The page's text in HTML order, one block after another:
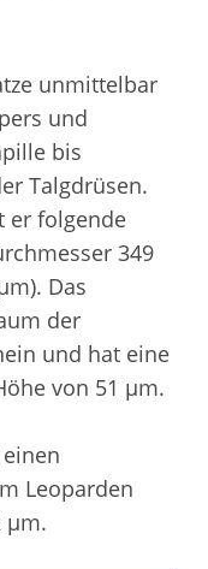
unmittelbar
und
bis
Talgdrüsen.
er folgende
349
Das
der
und hat eine
von 51 µm.
Leoparden
µm.